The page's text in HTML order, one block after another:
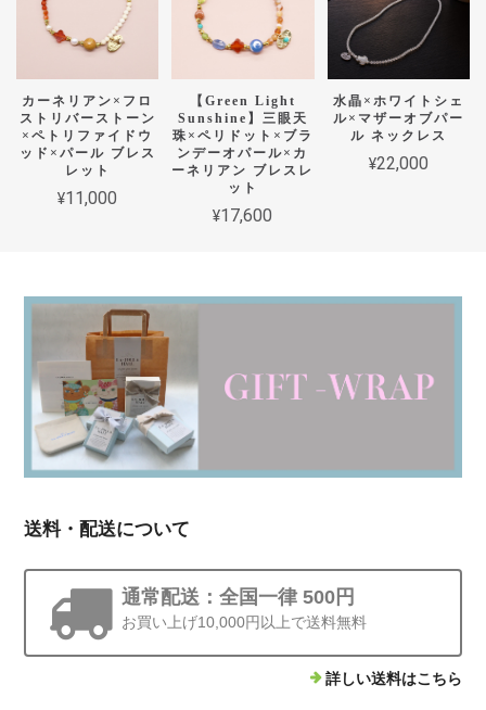
カーネリアン×フロ
ストリバーストーン
×ペトリファイドウ
ッド×パール ブレス
レット
¥11,000
【Green Light
Sunshine】三眼天
珠×ペリドット×ブラ
ンデーオパール×カ
ーネリアン ブレスレ
ット
¥17,600
水晶×ホワイトシェ
ル×マザーオブパー
ル ネックレス
¥22,000
送料・配送について
通常配送：全国一律 500円
お買い上げ10,000円以上で送料無料
詳しい送料はこちら